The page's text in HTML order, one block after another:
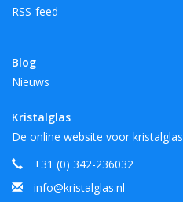
RSS-feed
Blog
Nieuws
Kristalglas
De online website voor kristalglas
+31 (0) 342-236032
info@kristalglas.nl